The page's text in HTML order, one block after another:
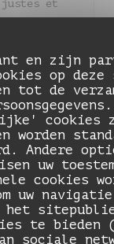
en zijn
op
tot de
cookies
worden
Andere
uw
cookies
uw
het
te
sociale
justes et
amour
l'équipe
Nous
heureuse
à